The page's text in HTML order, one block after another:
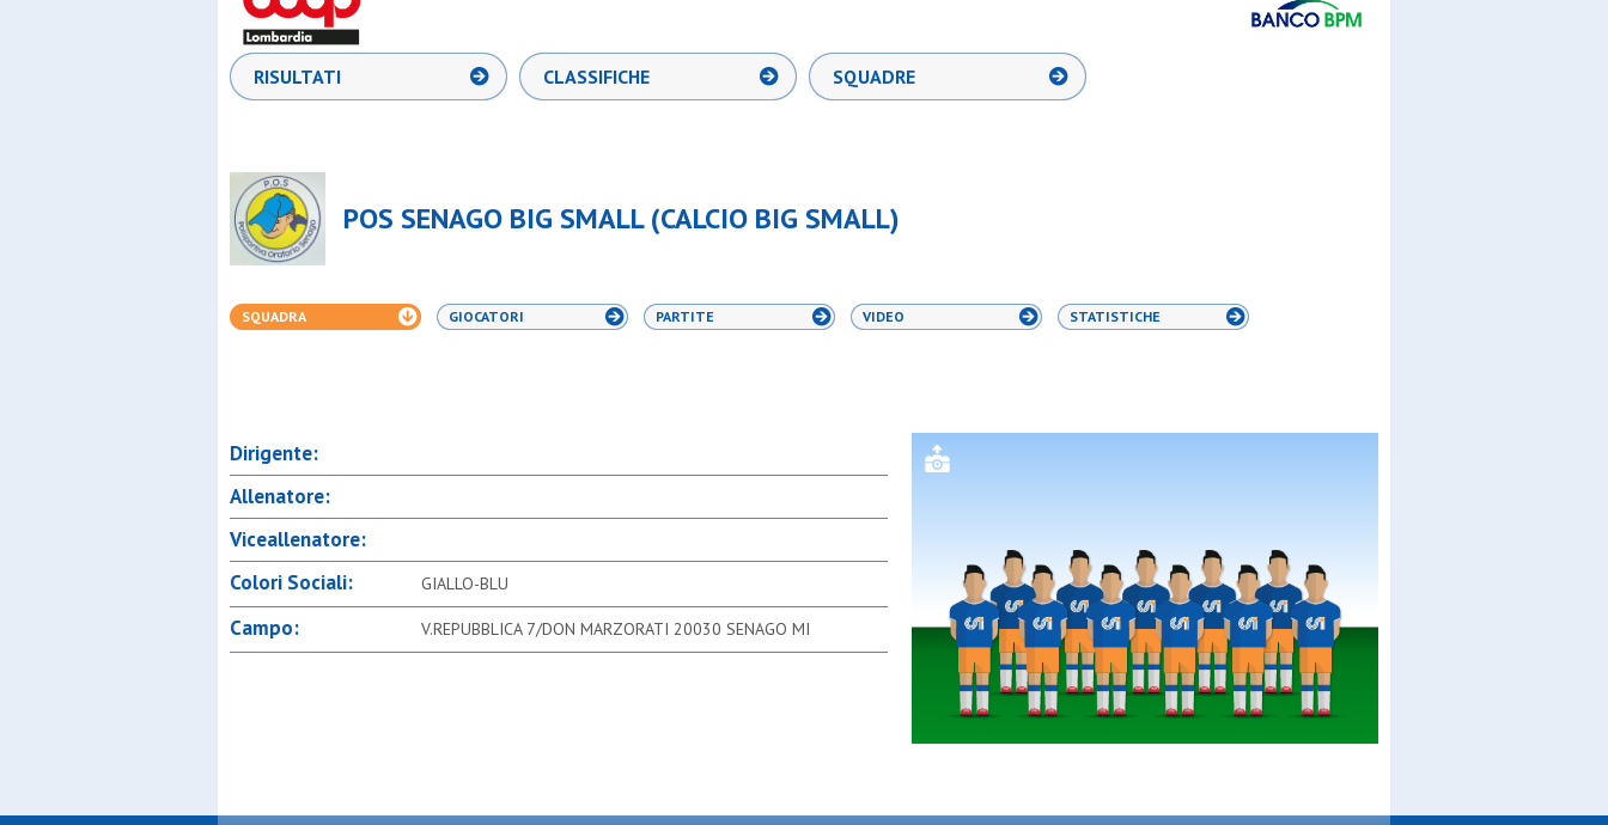
RISULTATI CLASSIFICHE SQUADRE
POS SENAGO BIG SMALL (CALCIO BIG SMALL)
SQUADRA GIOCATORI PARTITE VIDEO STATISTICHE
Dirigente:
Allenatore:
Viceallenatore:
Colori Sociali:
GIALLO-BLU
Campo: V.REPUBBLICA 7/DON MARZORATI 20030 SENAGO MI